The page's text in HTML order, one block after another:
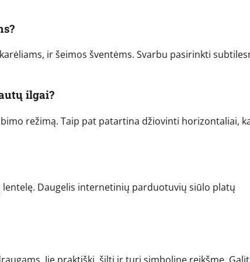
ir šeimos šventėms. Svarbu pasirinkti
ilgai?
režimą. Taip pat patartina džiovinti horizontaliai,
Daugelis internetinių parduotuvių siūlo platų